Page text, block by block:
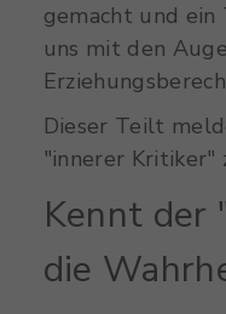
gemacht und
uns mit den
Dieser Teilt
"innerer Kritiker"
Kennt der
die